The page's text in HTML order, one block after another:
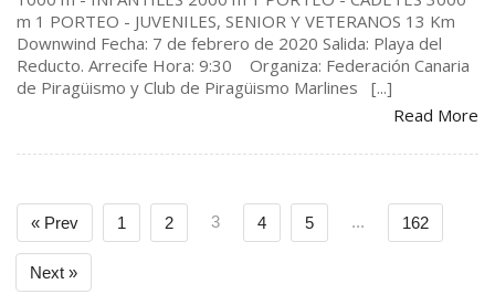
m 1 PORTEO - JUVENILES, SENIOR Y VETERANOS 13 Km
Downwind Fecha: 7 de febrero de 2020 Salida: Playa del
Reducto. Arrecife Hora: 9:30 Organiza: Federación Canaria
de Piragüismo y Club de Piragüismo Marlines [...]
Read More
« Prev 1 2 3 4 5 ... 162
Next »